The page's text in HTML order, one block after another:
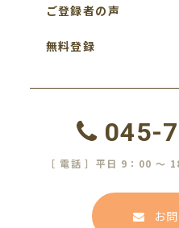
ご登録者の声
無料登録
045-
［ 電話 ］平日 9：00 ～
お